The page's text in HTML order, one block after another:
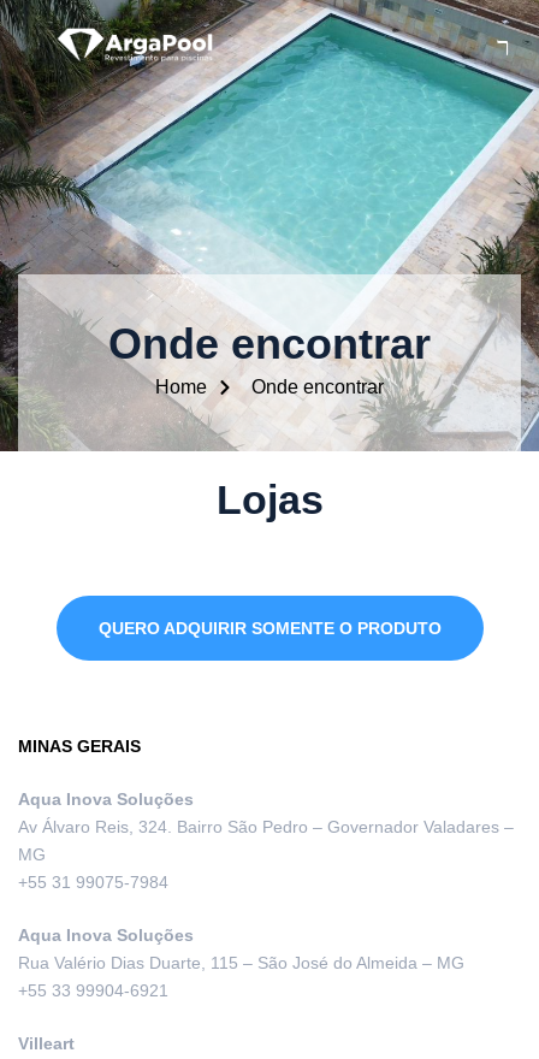
Onde encontrar
Home Onde encontrar
Lojas
QUERO ADQUIRIR SOMENTE O PRODUTO
MINAS GERAIS
Aqua Inova Soluções
Av Álvaro Reis, 324. Bairro São Pedro – Governador Valadares –
MG
+55 31 99075-7984
Aqua Inova Soluções
Rua Valério Dias Duarte, 115 – São José do Almeida – MG
+55 33 99904-6921
Villeart